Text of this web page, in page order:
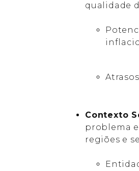
qualidade
Contexto
problema
regiões e